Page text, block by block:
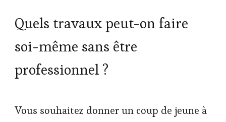
Quels travaux peut-on faire
soi-même sans être
professionnel ?
Vous souhaitez donner un coup de jeune à